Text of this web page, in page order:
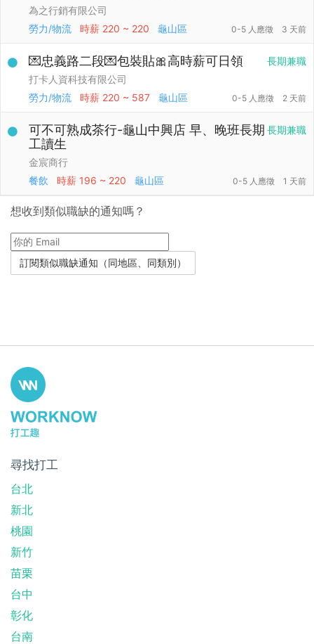
為之行銷有限公司
勞力/物流
時薪 220 ~ 220 龜山區 0-5 人應徵 3 天前
長期兼職
💌忠義路二段💌包裝貼🎀高時薪可日領
打卡人資科技有限公司
勞力/物流
時薪 220 ~ 587 龜山區 0-5 人應徵 2 天前
長期兼職
可不可熟成茶行-龜山中興店 早、晚班長期
工讀生
金宸商行
餐飲
時薪 196 ~ 220 龜山區 0-5 人應徵 1 天前
想收到類似職缺的通知嗎？
尋找打工
台北
新北
桃園
新竹
苗栗
台中
彰化
台南